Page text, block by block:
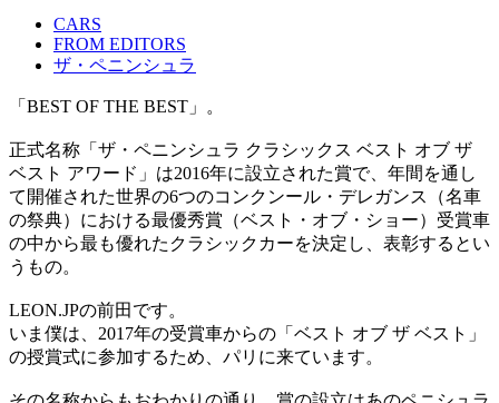
CARS
FROM EDITORS
ザ・ペニンシュラ
「BEST OF THE BEST」。
正式名称「ザ・ペニンシュラ クラシックス ベスト オブ ザ
ベスト アワード」は2016年に設立された賞で、年間を通し
て開催された世界の6つのコンクンール・デレガンス（名車
の祭典）における最優秀賞（ベスト・オブ・ショー）受賞車
の中から最も優れたクラシックカーを決定し、表彰するとい
うもの。
LEON.JPの前田です。
いま僕は、2017年の受賞車からの「ベスト オブ ザ ベスト」
の授賞式に参加するため、パリに来ています。